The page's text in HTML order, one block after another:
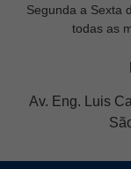
Segunda a Sexta
todas as
Av. Eng. Luis